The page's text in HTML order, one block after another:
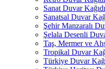
Sanat Duvar Kağıdı
Sanatsal Duvar
Şehir Manzaralı
Şelala Desenli
Taş, Mermer ve
Tropikal Duvar
Türkiye Duvar